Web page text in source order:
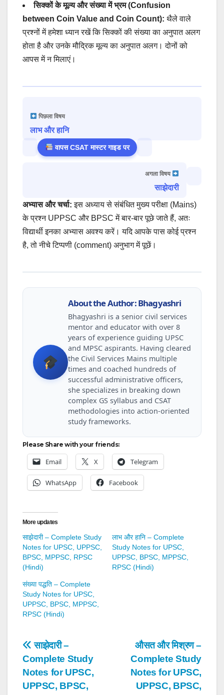
सिक्कों के मूल्य और संख्या में भ्रम (Confusion
between Coin Value and Coin Count): थैले वाले
प्रश्नों में हमेशा ध्यान रखें कि सिक्कों की संख्या का अनुपात अलग
होता है और उनके मौद्रिक मूल्य का अनुपात अलग। दोनों को
आपस में न मिलाएं।
पिछला विषय
लाभ और हानि
वापस CSAT मास्टर गाइड पर
अगला विषय
साझेदारी
अभ्यास और चर्चा: इस अध्याय से संबंधित मुख्य परीक्षा (Mains)
के प्रश्न UPPSC और BPSC में बार-बार पूछे जाते हैं, अतः
विद्यार्थी इनका अभ्यास अवश्य करें। यदि आपके पास कोई प्रश्न
है, तो नीचे टिप्पणी (comment) अनुभाग में पूछें।
About the Author: Bhagyashri
Bhagyashri is a senior civil services
mentor and educator with over 8
years of experience guiding UPSC
and MPSC aspirants. Having cleared
the Civil Services Mains multiple
times and coached hundreds of
successful administrative officers,
she specializes in breaking down
complex GS syllabus and CSAT
methodologies into action-oriented
study frameworks.
Please Share with your friends:
Email X Telegram
WhatsApp Facebook
More updates
साझेदारी – Complete Study
Notes for UPSC, UPPSC,
BPSC, MPPSC, RPSC
(Hindi)
लाभ और हानि – Complete
Study Notes for UPSC,
UPPSC, BPSC, MPPSC,
RPSC (Hindi)
संख्या पद्धति – Complete
Study Notes for UPSC,
UPPSC, BPSC, MPPSC,
RPSC (Hindi)
Post
navigation
औसत और मिश्रण –
Complete Study
Notes for UPSC,
UPPSC, BPSC,
साझेदारी –
Complete Study
Notes for UPSC,
UPPSC, BPSC,